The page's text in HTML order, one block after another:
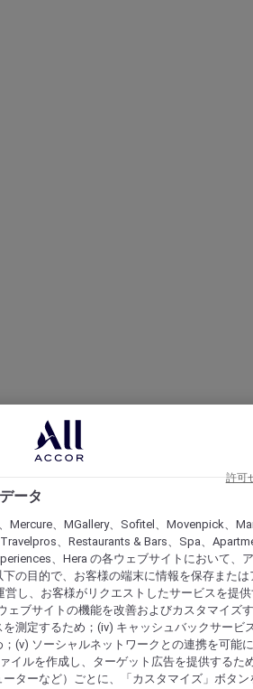
ータ
Mercure、MGallery、Sofitel、Movenpick、
、Restaurants & Bars、Spa、
、Hera の各ウェブサイトにおいて、
下の目的で、お客様の端末に情報を保存または
し、お客様がリクエストしたサービスを提供
ェブサイトの機能を改善およびカスタマイズ
測定するため；(iv) キャッシュバックサービ
(v) ソーシャルネットワークとの連携を可能
イルを作成し、ターゲット広告を提供するた
ターなど）ごとに、「カスタマイズ」ボタン
許可